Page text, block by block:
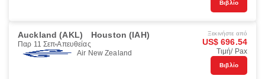
Βιβλίο
Auckland (AKL) Houston (IAH)
Παρ 11 Σεπ Απευθείας
Air New Zealand
Ξεκινήστε από
US$ 696.54
Τιμή/ Pax
Βιβλίο